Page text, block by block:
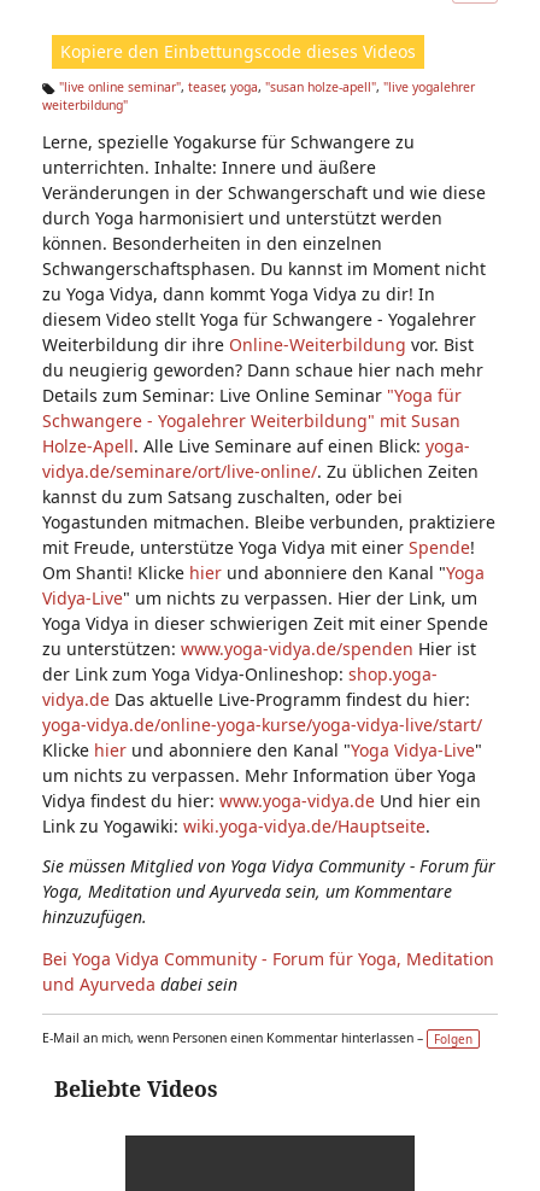
ic
n:
Kopiere den Einbettungscode dieses Videos
Ta
s:
"live online seminar", teaser, yoga, "susan holze-apell", "live yogalehrer
weiterbildung"
Lerne, spezielle Yogakurse für Schwangere zu
unterrichten. Inhalte: Innere und äußere
Veränderungen in der Schwangerschaft und wie diese
durch Yoga harmonisiert und unterstützt werden
können. Besonderheiten in den einzelnen
Schwangerschaftsphasen. Du kannst im Moment nicht
zu Yoga Vidya, dann kommt Yoga Vidya zu dir! In
diesem Video stellt Yoga für Schwangere - Yogalehrer
Weiterbildung dir ihre Online-Weiterbildung vor. Bist
du neugierig geworden? Dann schaue hier nach mehr
Details zum Seminar: Live Online Seminar "Yoga für
Schwangere - Yogalehrer Weiterbildung" mit Susan
Holze-Apell. Alle Live Seminare auf einen Blick: yoga-
vidya.de/seminare/ort/live-online/. Zu üblichen Zeiten
kannst du zum Satsang zuschalten, oder bei
Yogastunden mitmachen. Bleibe verbunden, praktiziere
mit Freude, unterstütze Yoga Vidya mit einer Spende!
Om Shanti! Klicke hier und abonniere den Kanal "Yoga
Vidya-Live" um nichts zu verpassen. Hier der Link, um
Yoga Vidya in dieser schwierigen Zeit mit einer Spende
zu unterstützen: www.yoga-vidya.de/spenden Hier ist
der Link zum Yoga Vidya-Onlineshop: shop.yoga-
vidya.de Das aktuelle Live-Programm findest du hier:
yoga-vidya.de/online-yoga-kurse/yoga-vidya-live/start/
Klicke hier und abonniere den Kanal "Yoga Vidya-Live"
um nichts zu verpassen. Mehr Information über Yoga
Vidya findest du hier: www.yoga-vidya.de Und hier ein
Link zu Yogawiki: wiki.yoga-vidya.de/Hauptseite.
Sie müssen Mitglied von Yoga Vidya Community - Forum für
Yoga, Meditation und Ayurveda sein, um Kommentare
hinzuzufügen.
Bei Yoga Vidya Community - Forum für Yoga, Meditation
und Ayurveda dabei sein
E-Mail an mich, wenn Personen einen Kommentar hinterlassen – Folgen
Beliebte Videos